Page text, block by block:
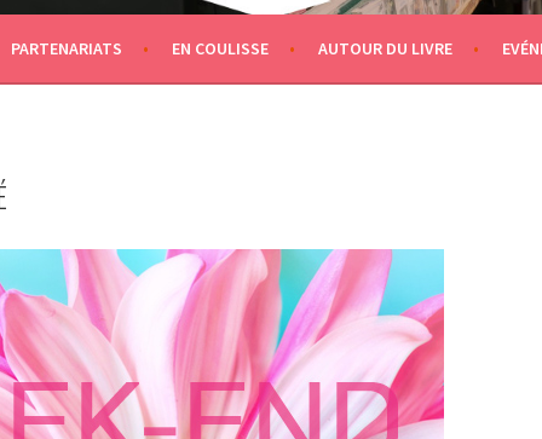
PARTENARIATS EN COULISSE AUTOUR DU LIVRE